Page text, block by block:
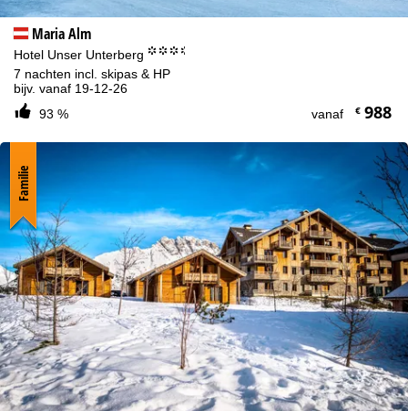
Maria Alm
Hotel Unser Unterberg °°°.
7 nachten incl. skipas & HP
bijv. vanaf 19-12-26
93 %
vanaf €988
Familie